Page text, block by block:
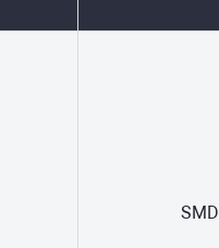
SMD